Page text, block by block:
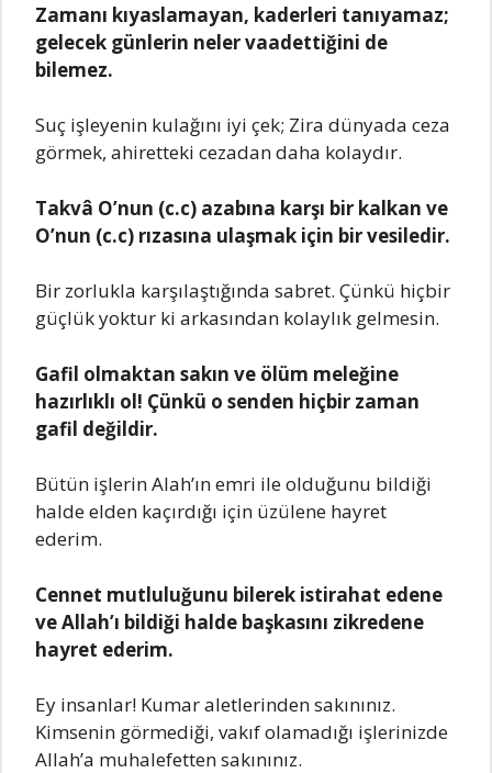
Zamanı kıyaslamayan, kaderleri tanıyamaz;
gelecek günlerin neler vaadettiğini de
bilemez.
Suç işleyenin kulağını iyi çek; Zira dünyada ceza
görmek, ahiretteki cezadan daha kolaydır.
Takvâ O’nun (c.c) azabına karşı bir kalkan ve
O’nun (c.c) rızasına ulaşmak için bir vesiledir.
Bir zorlukla karşılaştığında sabret. Çünkü hiçbir
güçlük yoktur ki arkasından kolaylık gelmesin.
Gafil olmaktan sakın ve ölüm meleğine
hazırlıklı ol! Çünkü o senden hiçbir zaman
gafil değildir.
Bütün işlerin Alah’ın emri ile olduğunu bildiği
halde elden kaçırdığı için üzülene hayret
ederim.
Cennet mutluluğunu bilerek istirahat edene
ve Allah’ı bildiği halde başkasını zikredene
hayret ederim.
Ey insanlar! Kumar aletlerinden sakınınız.
Kimsenin görmediği, vakıf olamadığı işlerinizde
Allah’a muhalefetten sakınınız.